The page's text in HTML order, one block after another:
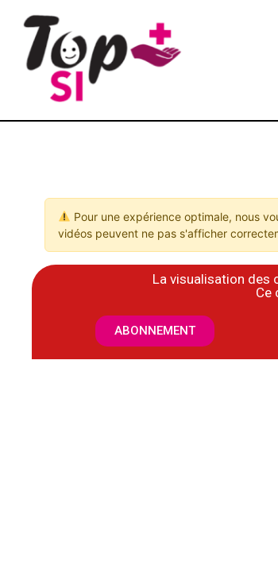
Pour une expérience optimale, nous
vidéos peuvent ne pas s'afficher
La visualisation des
​Ce
ABONNEMENT